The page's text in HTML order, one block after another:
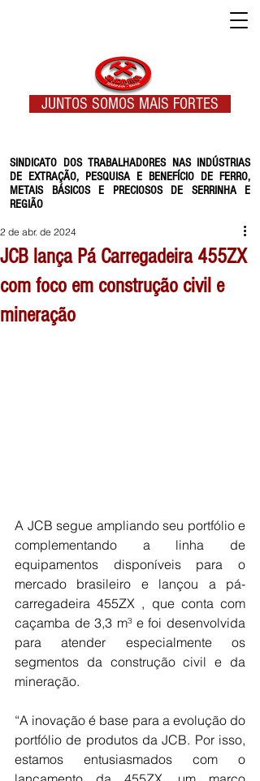
SINDICATO DOS TRABALHADORES NAS INDÚSTRIAS
DE EXTRAÇÃO, PESQUISA E BENEFÍCIO DE FERRO,
METAIS BÁSICOS E PRECIOSOS DE SERRINHA E
REGIÃO
JUNTOS SOMOS MAIS FORTES
JCB lança Pá Carregadeira 455ZX
com foco em construção civil e
mineração
2 de abr. de 2024
A JCB segue ampliando seu portfólio e
complementando a linha de
equipamentos disponíveis para o
mercado brasileiro e lançou a pá-
carregadeira 455ZX , que conta com
caçamba de 3,3 m³ e foi desenvolvida
para atender especialmente os
segmentos da construção civil e da
mineração.
“A inovação é base para a evolução do
portfólio de produtos da JCB. Por isso,
estamos entusiasmados com o